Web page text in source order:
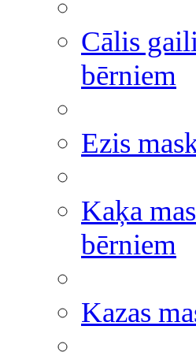
Cālis
bērniem
Ezis
Kaķa
bērniem
Kazas